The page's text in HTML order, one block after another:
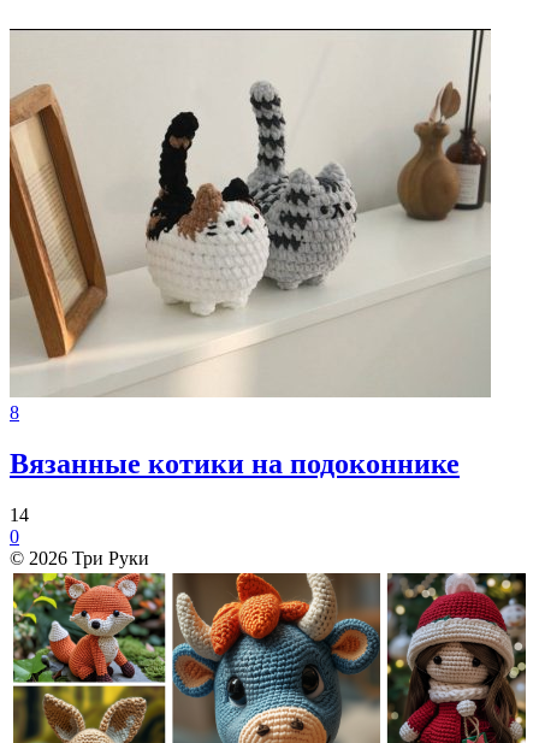
8
Вязанные котики на подоконнике
14
0
© 2026 Три Руки